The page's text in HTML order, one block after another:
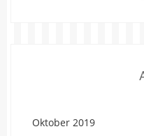
Oktober 2019